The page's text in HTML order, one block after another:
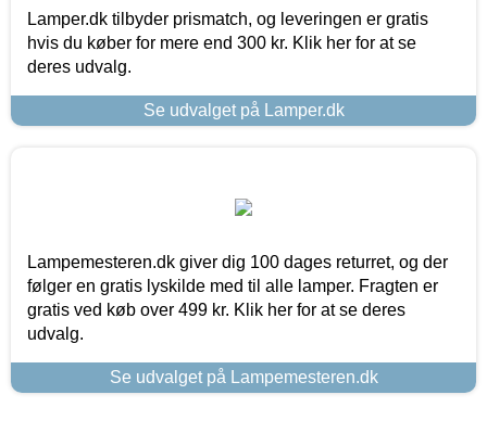
Lamper.dk tilbyder prismatch, og leveringen er gratis
hvis du køber for mere end 300 kr. Klik her for at se
deres udvalg.
Se udvalget på Lamper.dk
Lampemesteren.dk giver dig 100 dages returret, og der
følger en gratis lyskilde med til alle lamper. Fragten er
gratis ved køb over 499 kr. Klik her for at se deres
udvalg.
Se udvalget på Lampemesteren.dk